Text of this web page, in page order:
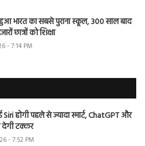
भारत का सबसे पुराना स्कूल, 300 साल बाद
छात्रों को शिक्षा
- 7:14 PM
होगी पहले से ज्यादा स्मार्ट, ChatGPT और
टक्कर
- 7:52 PM